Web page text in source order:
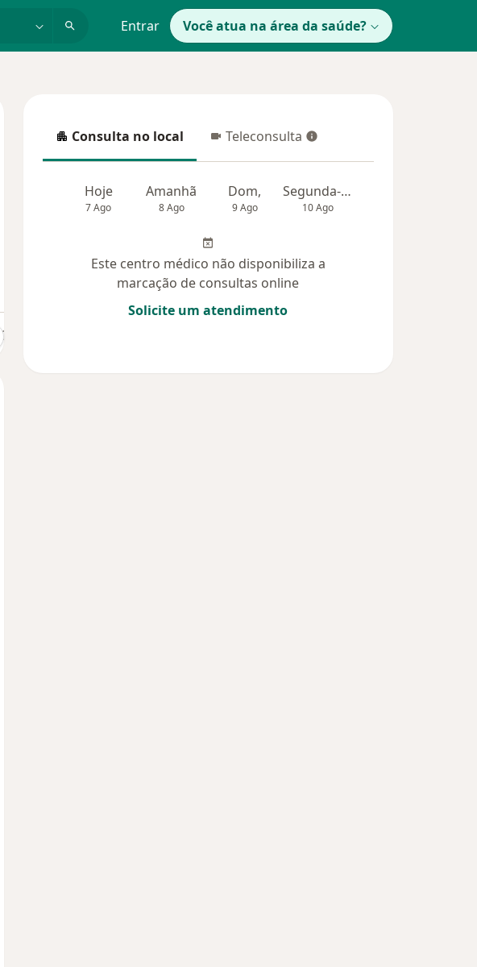
Entrar Você atua na área da saúde?
Opiniões (2)
Consulta no local
Consulta no local Teleconsulta
Teleconsulta
Hoje
7 Ago
Amanhã
8 Ago
Dom,
9 Ago
Segunda-feira
10 Ago
Este centro médico não disponibiliza a
marcação de consultas online
Solicite um atendimento